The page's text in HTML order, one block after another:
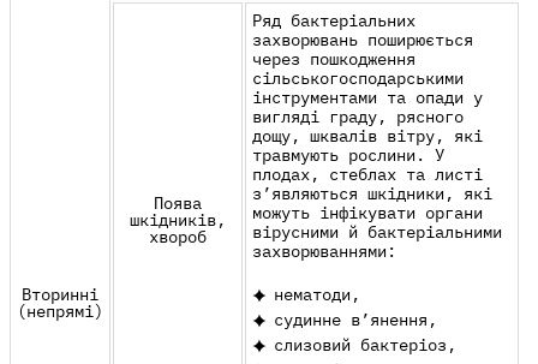
Вторинні
(непрямі)
Поява
шкідників,
хвороб
Ряд бактеріальних
захворювань поширюється
через пошкодження
сільськогосподарськими
інструментами та опади у
вигляді граду, рясного
дощу, шквалів вітру, які
травмують рослини. У
плодах, стеблах та листі
з’являються шкідники, які
можуть інфікувати органи
вірусними й бактеріальними
захворюваннями:
нематоди,
судинне в’янення,
слизовий бактеріоз,